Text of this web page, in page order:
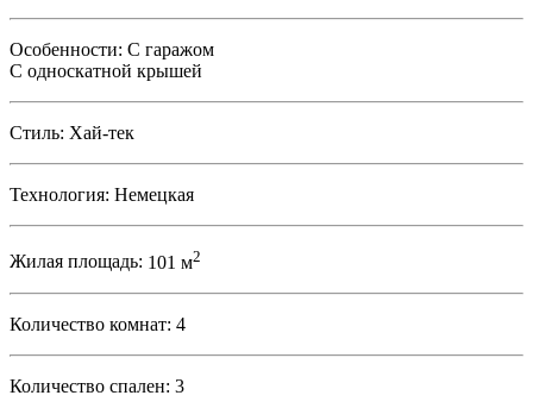
Особенности: С гаражом
С односкатной крышей
Стиль: Хай-тек
Технология: Немецкая
Жилая площадь: 101 м2
Количество комнат: 4
Количество спален: 3